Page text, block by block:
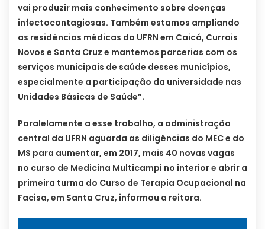
vai produzir mais conhecimento sobre doenças
infectocontagiosas. Também estamos ampliando
as residências médicas da UFRN em Caicó, Currais
Novos e Santa Cruz e mantemos parcerias com os
serviços municipais de saúde desses municípios,
especialmente a participação da universidade nas
Unidades Básicas de Saúde”.
Paralelamente a esse trabalho, a administração
central da UFRN aguarda as diligências do MEC e do
MS para aumentar, em 2017, mais 40 novas vagas
no curso de Medicina Multicampi no interior e abrir a
primeira turma do Curso de Terapia Ocupacional na
Facisa, em Santa Cruz, informou a reitora.